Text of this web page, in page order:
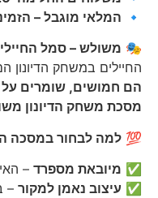
🔹 המלאי מוגבל –
🎭 משולש – סמל
החיילים במשחק
הם חמושים, שומרים
מסכת משחק הדיונון
💯 למה לבחור במסכה
✅ מיובאת מספרד –
✅ עיצוב נאמן למקור –